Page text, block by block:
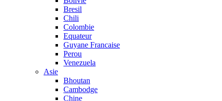
Bresil
Chili
Colombie
Equateur
Guyane Francaise
Perou
Venezuela
Asie
Bhoutan
Cambodge
Chine